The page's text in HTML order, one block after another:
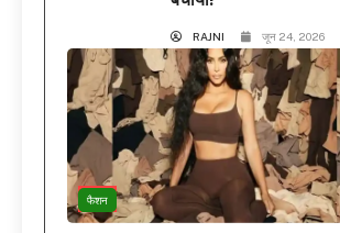
RAJNI जून 24, 2026
फैशन